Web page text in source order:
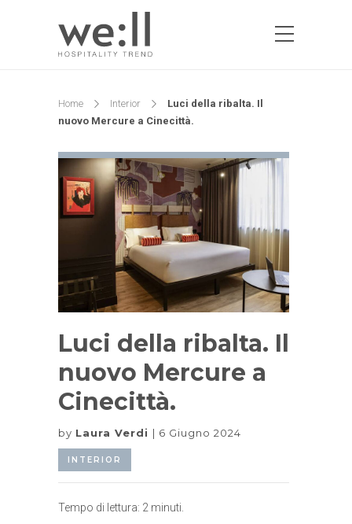
Home Interior
Luci della ribalta. Il
nuovo Mercure a Cinecittà.
Luci della ribalta. Il
nuovo Mercure a
Cinecittà.
by Laura Verdi 6 Giugno 2024
INTERIOR
Tempo di lettura: 2 minuti.